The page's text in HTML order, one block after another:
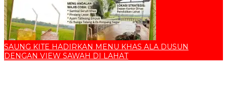
SAUNG KITE HADIRKAN MENU KHAS ALA DUSUN
DENGAN VIEW SAWAH DI LAHAT